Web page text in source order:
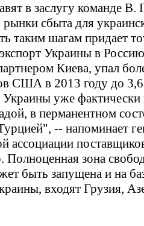
в заслугу команде В.
сбыта для
таким шагам придает
Украины в
Киева, упал
США в 2013 году до
уже фактически
в перманентном
-- напоминает
ассоциации
зона
быть запущена и на
входят Грузия,